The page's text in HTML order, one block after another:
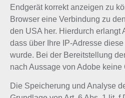
Endgerät korrekt anzeigen zu
Browser eine Verbindung zu
den USA her. Hierdurch erlangt
dass über Ihre IP-Adresse
wurde. Bei der Bereitstellung
nach Aussage von Adobe
Die Speicherung und Analyse